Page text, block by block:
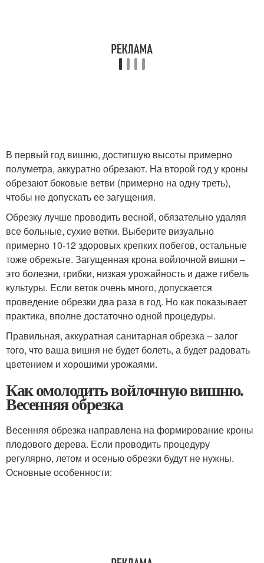
В первый год вишню, достигшую высоты примерно
полуметра, аккуратно обрезают. На второй год у кроны
обрезают боковые ветви (примерно на одну треть),
чтобы не допускать ее загущения.
Обрезку лучше проводить весной, обязательно удаляя
все больные, сухие ветки. Выберите визуально
примерно 10-12 здоровых крепких побегов, остальные
тоже обрежьте. Загущенная крона войлочной вишни –
это болезни, грибки, низкая урожайность и даже гибель
культуры. Если веток очень много, допускается
проведение обрезки два раза в год. Но как показывает
практика, вполне достаточно одной процедуры.
Правильная, аккуратная санитарная обрезка – залог
того, что ваша вишня не будет болеть, а будет радовать
цветением и хорошими урожаями.
Как омолодить войлочную вишню.
Весенняя обрезка
Весенняя обрезка направлена на формирование кроны
плодового дерева. Если проводить процедуру
регулярно, летом и осенью обрезки будут не нужны.
Основные особенности: